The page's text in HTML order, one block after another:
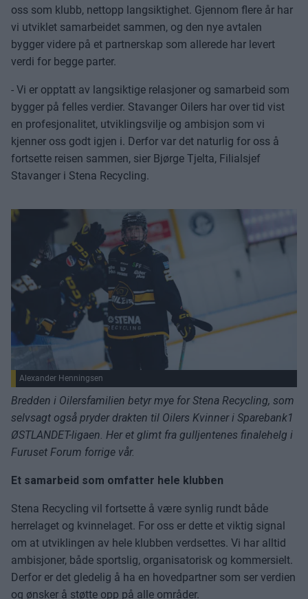
oss som klubb, nettopp langsiktighet. Gjennom flere år har
vi utviklet samarbeidet sammen, og den nye avtalen
bygger videre på et partnerskap som allerede har levert
verdi for begge parter.
- Vi er opptatt av langsiktige relasjoner og samarbeid som
bygger på felles verdier. Stavanger Oilers har over tid vist
en profesjonalitet, utviklingsvilje og ambisjon som vi
kjenner oss godt igjen i. Derfor var det naturlig for oss å
fortsette reisen sammen, sier Bjørge Tjelta, Filialsjef
Stavanger i Stena Recycling.
Alexander Henningsen
Bredden i Oilersfamilien betyr mye for Stena Recycling, som
selvsagt også pryder drakten til Oilers Kvinner i Sparebank1
ØSTLANDET-ligaen. Her et glimt fra gulljentenes finalehelg i
Furuset Forum forrige vår.
Et samarbeid som omfatter hele klubben
Stena Recycling vil fortsette å være synlig rundt både
herrelaget og kvinnelaget. For oss er dette et viktig signal
om at utviklingen av hele klubben verdsettes. Vi har alltid
ambisjoner, både sportslig, organisatorisk og kommersielt.
Derfor er det gledelig å ha en hovedpartner som ser verdien
og ønsker å støtte opp på alle områder.